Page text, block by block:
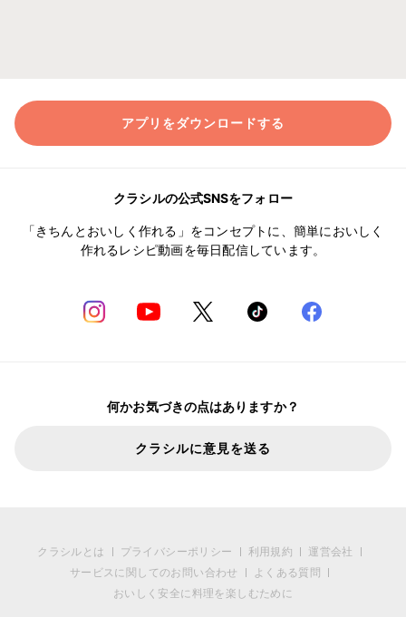
アプリをダウンロードする
クラシルの公式SNSをフォロー
「きちんとおいしく作れる」をコンセプトに、簡単においしく
作れるレシピ動画を毎日配信しています。
何かお気づきの点はありますか？
クラシルに意見を送る
クラシルとは プライバシーポリシー 利用規約
運営会社
サービスに関してのお問い合わせ
よくある質問
おいしく安全に料理を楽しむために